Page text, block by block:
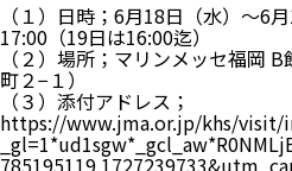
（１）日時；6月18日（水）～6
17:00（19日は16:00迄）
（２）場所；マリンメッセ福岡
町２−１）
（３）添付アドレス；
https://www.jma.or.jp/khs/visit/